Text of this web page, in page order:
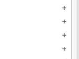
add
add
add
add